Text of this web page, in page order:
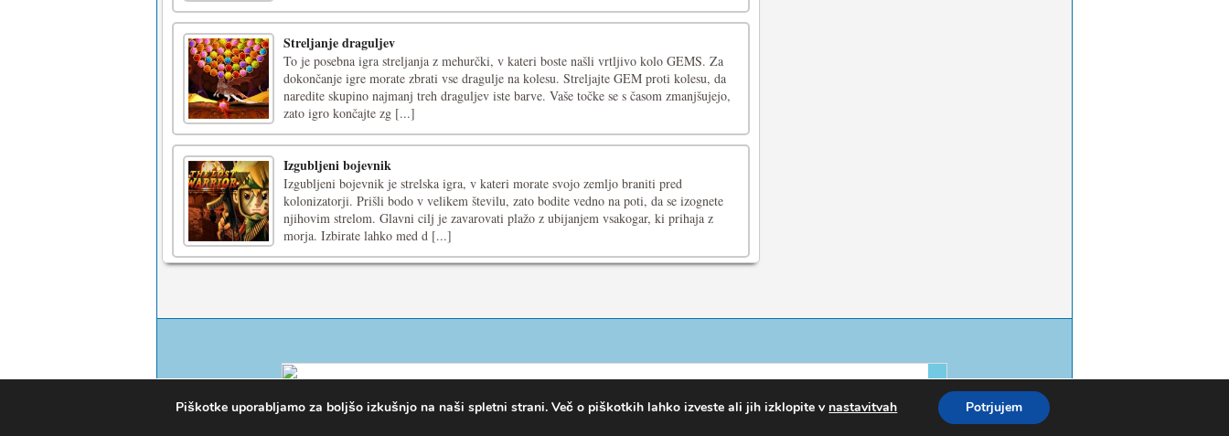
Streljanje draguljev
To je posebna igra streljanja z mehurčki, v kateri boste našli vrtljivo kolo GEMS. Za
dokončanje igre morate zbrati vse dragulje na kolesu. Streljajte GEM proti kolesu, da
naredite skupino najmanj treh draguljev iste barve. Vaše točke se s časom zmanjšujejo,
zato igro končajte zg [...]
Izgubljeni bojevnik
Izgubljeni bojevnik je strelska igra, v kateri morate svojo zemljo braniti pred
kolonizatorji. Prišli bodo v velikem številu, zato bodite vedno na poti, da se izognete
njihovim strelom. Glavni cilj je zavarovati plažo z ubijanjem vsakogar, ki prihaja z
morja. Izbirate lahko med d [...]
Piškotke uporabljamo za boljšo izkušnjo na naši spletni strani. Več o piškotkih lahko izveste ali jih izklopite v nastavitvah Potrjujem